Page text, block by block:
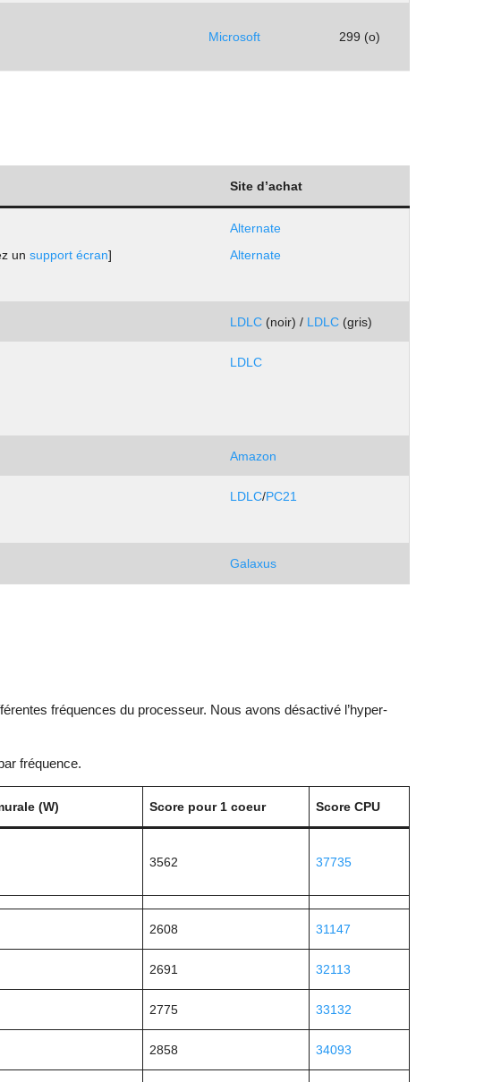
Microsoft 299 (o)
Site d’achat
un support écran]
Alternate
Alternate
LDLC (noir) / LDLC (gris)
LDLC
Amazon
LDLC/PC21
Galaxus
fréquences du processeur. Nous avons désactivé l’hyper-
fréquence.
(W) Score pour 1 coeur Score CPU
3562 37735
2608 31147
2691 32113
2775 33132
2858 34093